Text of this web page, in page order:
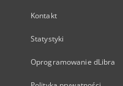
Kontakt
Statystyki
Oprogramowanie dLibra